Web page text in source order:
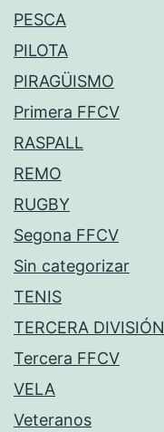
PESCA
PILOTA
PIRAGÜISMO
Primera FFCV
RASPALL
REMO
RUGBY
Segona FFCV
Sin categorizar
TENIS
TERCERA DIVISIÓN
Tercera FFCV
VELA
Veteranos